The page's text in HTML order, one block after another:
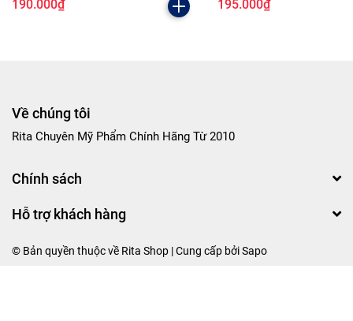
190.000₫ 195.000₫
Về chúng tôi
Rita Chuyên Mỹ Phẩm Chính Hãng Từ 2010
Chính sách
Hỗ trợ khách hàng
© Bản quyền thuộc về Rita Shop | Cung cấp bởiSapo